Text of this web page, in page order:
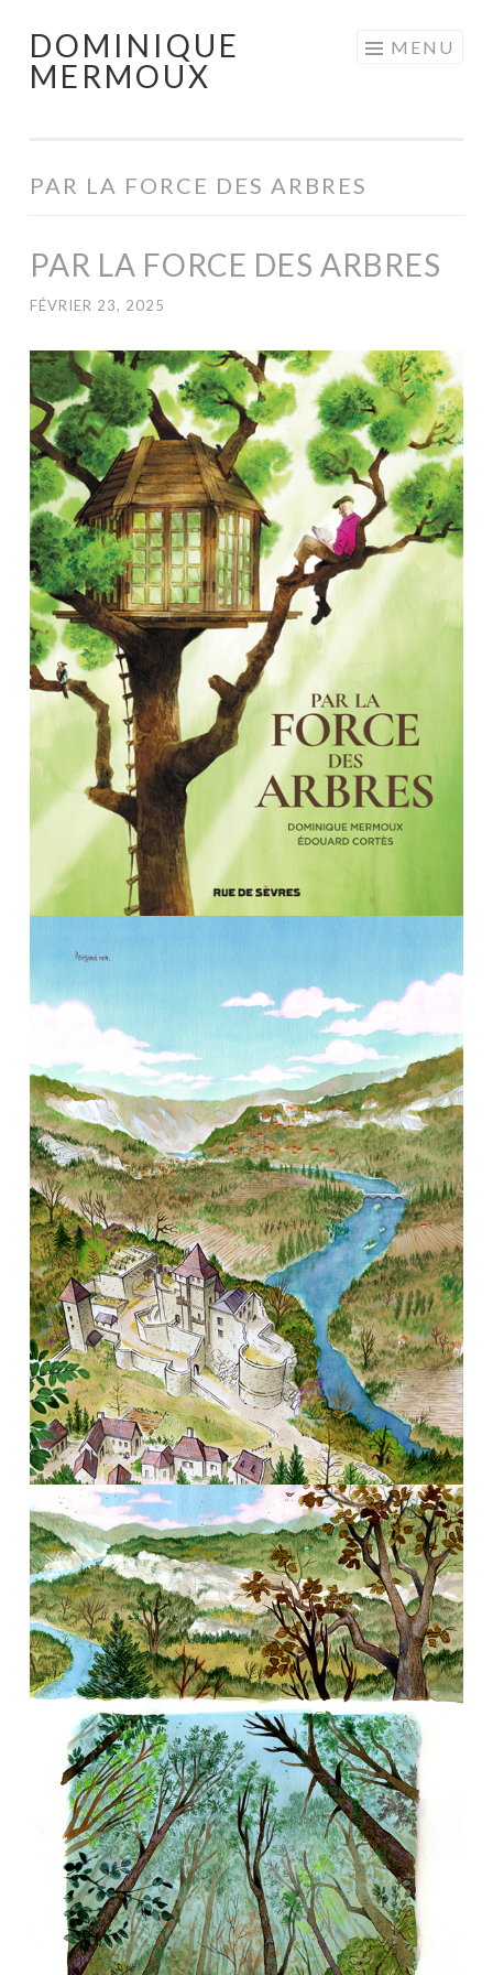
Aller
au
DOMINIQUE
MERMOUX
MENU
PAR LA FORCE DES ARBRES
PAR LA FORCE DES ARBRES
FÉVRIER 23, 2025